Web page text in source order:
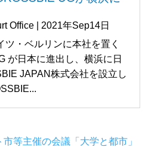
Office| 2021年Sep14日
ツ・ベルリンに本社を置く
が日本に進出し、横浜に日
JAPAN株式会社を設立し